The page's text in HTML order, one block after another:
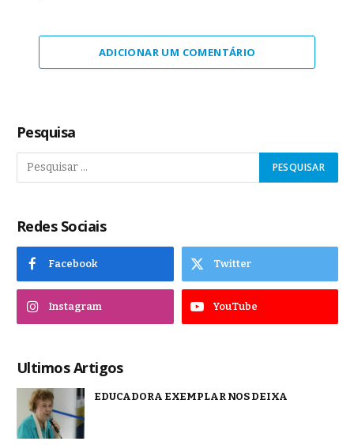
ADICIONAR UM COMENTÁRIO
Pesquisa
Redes Sociais
Facebook Twitter
Instagram YouTube
Ultimos Artigos
EDUCADORA EXEMPLAR NOS DEIXA